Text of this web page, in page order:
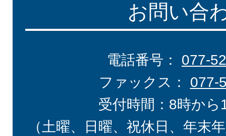
お問い合
電話番号： 077-
ファックス： 077-
受付時間：8時から
（土曜、日曜、祝休日、年末